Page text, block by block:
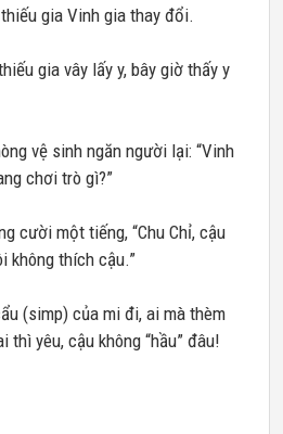
gia Vinh gia thay đổi.
gia vây lấy y, bây giờ thấy y
vệ sinh ngăn người lại: “Vinh
chơi trò gì?”
cười một tiếng, “Chu Chỉ, cậu
không thích cậu.”
(simp) của mi đi, ai mà thèm
thì yêu, cậu không “hầu” đâu!